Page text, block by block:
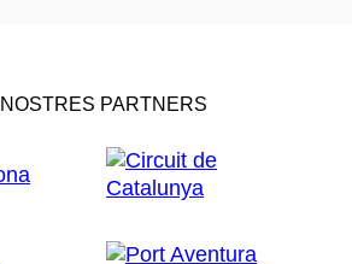
PARTNERS